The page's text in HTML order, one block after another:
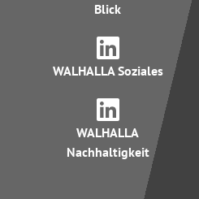
Blick
WALHALLA Soziales
WALHALLA
Nachhaltigkeit